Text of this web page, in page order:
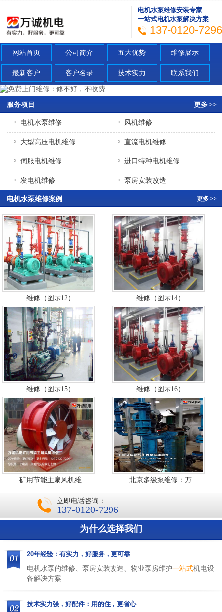
电机水泵维修安装专家
一站式电机水泵解决方案
137-0120-7296
网站首页 公司简介 五大优势 维修展示
最新客户 客户名录 技术实力 联系我们
更多>>
服务项目
电机水泵维修 风机维修
大型高压电机维修 直流电机维修
伺服电机维修 进口特种电机维修
发电机维修 泵房安装改造
充电桩安装 更多>>
电机水泵维修案例
维修（图示12）... 维修（图示14）...
维修（图示15）... 维修（图示16）...
矿用节能主扇风机维... 北京多级泵维修：万...
立即电话咨询：
137-0120-7296
为什么选择我们
20年经验：有实力，好服务，更可靠
电机水泵的维修、泵房安装改造、物业泵房维护一站式机电设
备解决方案
技术实力强，好配件：用的住，更省心